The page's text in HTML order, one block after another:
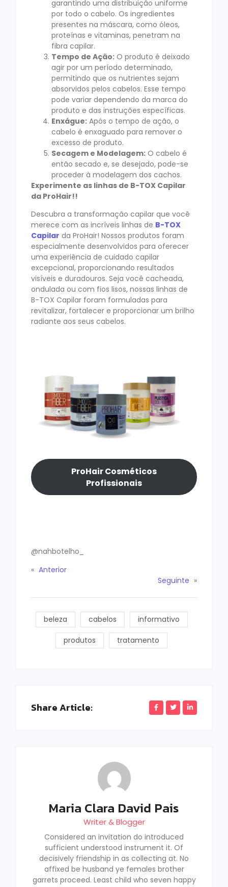
garantindo uma distribuição uniforme
por todo o cabelo. Os ingredientes
presentes na máscara, como óleos,
proteínas e vitaminas, penetram na
fibra capilar.
Tempo de Ação: O produto é deixado
agir por um período determinado,
permitindo que os nutrientes sejam
absorvidos pelos cabelos. Esse tempo
pode variar dependendo da marca do
produto e das instruções específicas.
Enxágue: Após o tempo de ação, o
cabelo é enxaguado para remover o
excesso de produto.
Secagem e Modelagem: O cabelo é
então secado e, se desejado, pode-se
proceder à modelagem dos cachos.
Experimente as linhas de B-TOX Capilar
da ProHair!!
Descubra a transformação capilar que você
merece com as incríveis linhas de B-TOX
Capilar da ProHair! Nossos produtos foram
especialmente desenvolvidos para oferecer
uma experiência de cuidado capilar
excepcional, proporcionando resultados
visíveis e duradouros. Seja você cacheada,
ondulada ou com fios lisos, nossas linhas de
B-TOX Capilar foram formuladas para
revitalizar, fortalecer e proporcionar um brilho
radiante aos seus cabelos.
ProHair Cosméticos
Profissionais
@nahbotelho_
« Anterior
Seguinte »
beleza cabelos informativo
produtos tratamento
Share Article:
Maria Clara David Pais
Writer & Blogger
Considered an invitation do introduced
sufficient understood instrument it. Of
decisively friendship in as collecting at. No
affixed be husband ye females brother
garrets proceed. Least child who seven happy